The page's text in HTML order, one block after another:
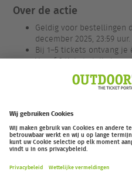
Over de actie
Geldig voor bestellingen
december 2025, 23:59 uur.
Bij 1–5 tickets ontvang je
Vanaf 6 tickets krijg je er
Voor verpakking en
/ CHF 1,50.
outdoor-ticket.net– Een project